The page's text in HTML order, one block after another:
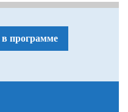
программе